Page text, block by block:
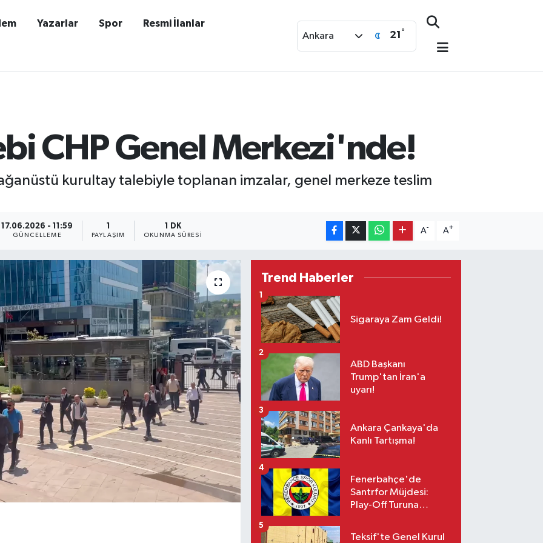
Yazarlar Spor
Resmi İlanlar
Ankara
21 °
CHP Genel Merkezi'nde!
kurultay talebiyle toplanan imzalar, genel merkeze teslim
17.06.2026 - 11:59
GÜNCELLEME PAYLAŞIM
1 DK
OKUNMA SÜRESI
A- A+
Trend Haberler
Sigaraya Zam Geldi!
1
ABD Başkanı
Trump'tan İran'a
uyarı!
2
Ankara Çankaya'da
Kanlı Tartışma!
3
Fenerbahçe'de
Santrfor Müjdesi:
Play-Off Turuna
4
Teksif'te Genel Kurul
5